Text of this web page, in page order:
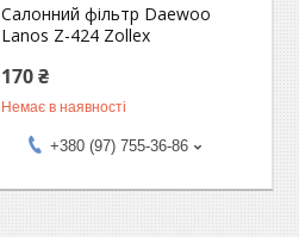
Салонний фільтр Daewoo
Lanos Z-424 Zollex
170 ₴
Немає в наявності
+380 (97) 755-36-86